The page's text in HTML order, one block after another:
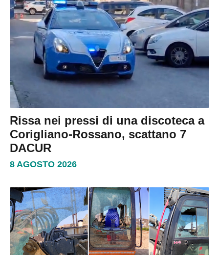
Rissa nei pressi di una discoteca a
Corigliano-Rossano, scattano 7
DACUR
8 AGOSTO 2026